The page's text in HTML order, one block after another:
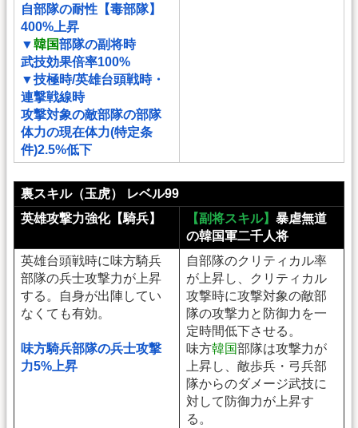
自部隊の耐性【毒部隊】
400%上昇
▼韓国部隊の副将時
武技効果倍率100%
▼技極時/英雄台頭戦時・
連撃戦線時
攻撃対象の敵部隊の部隊
体力の現在体力(特定条
件)2.5%低下
裏スキル（玉虎） レベル99
英雄攻撃力強化【騎兵】
【副将スキル】 暴虐無道
の韓国軍二千人将
英雄台頭戦時に味方騎兵
部隊の兵士攻撃力が上昇
する。自身が出陣してい
なくても有効。
味方騎兵部隊の兵士攻撃
力5%上昇
自部隊のクリティカル率
が上昇し、クリティカル
攻撃時に攻撃対象の敵部
隊の攻撃力と防御力を一
定時間低下させる。
味方韓国部隊は攻撃力が
上昇し、敵歩兵・弓兵部
隊からのダメージ武技に
対して防御力が上昇す
る。